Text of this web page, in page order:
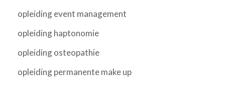
opleiding event management
opleiding haptonomie
opleiding osteopathie
opleiding permanente make up